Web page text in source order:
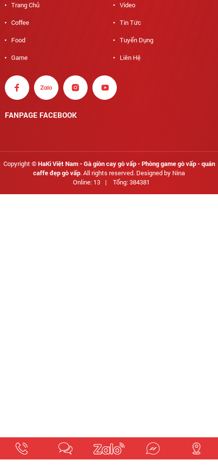
Trang Chủ
Video
Coffee
Tin Tức
Food
Tuyển Dụng
Game
Liên Hệ
FANPAGE FACEBOOK
Copyright ©HaKi Việt Nam - Gà giòn cay gò vấp - Phòng game gò vấp - quán
caffe đẹp gò vấp. All rights reserved. Designed by Nina
Online: 13
| Tổng: 384381